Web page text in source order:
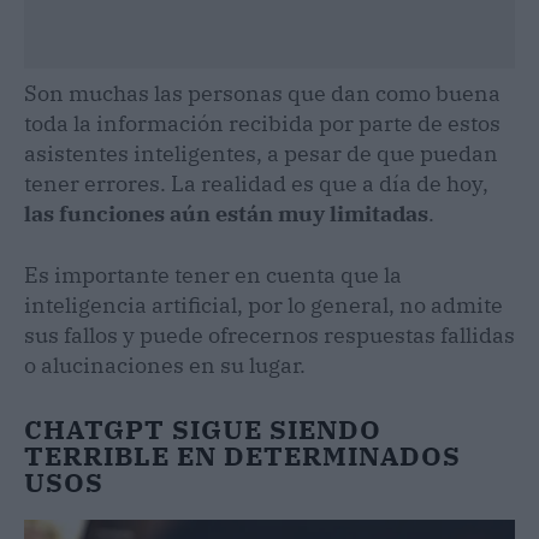
Son muchas las personas que dan como buena
toda la información recibida por parte de estos
asistentes inteligentes, a pesar de que puedan
tener errores. La realidad es que a día de hoy,
las funciones aún están muy limitadas.
Es importante tener en cuenta que la
inteligencia artificial, por lo general, no admite
sus fallos y puede ofrecernos respuestas fallidas
o alucinaciones en su lugar.
CHATGPT SIGUE SIENDO
TERRIBLE EN DETERMINADOS
USOS